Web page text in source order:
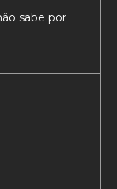
sabe por